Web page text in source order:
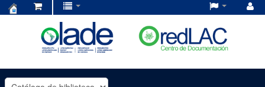
OLADE